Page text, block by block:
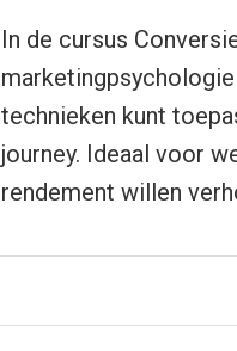
In de cursus
technieken kunt
journey. Ideaal voor
rendement willen